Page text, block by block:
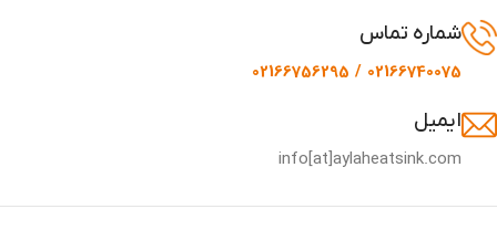
شماره تماس
02166740075 / 02166756295
ایمیل
info[at]aylaheatsink.com